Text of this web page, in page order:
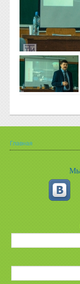
Вы здесь
Главная
Мы